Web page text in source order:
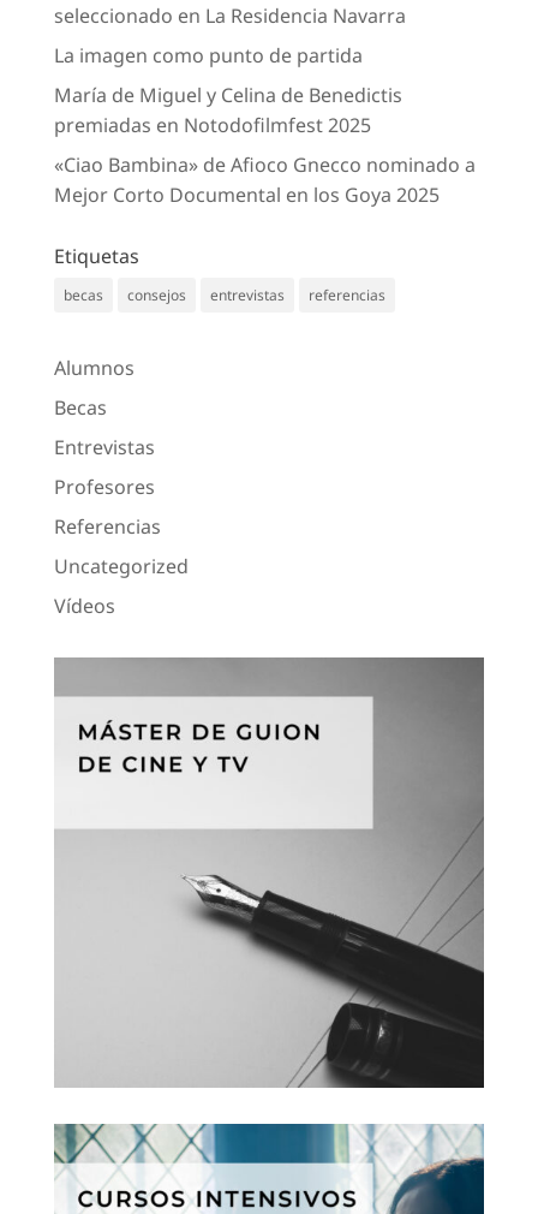
seleccionado en La Residencia Navarra
La imagen como punto de partida
María de Miguel y Celina de Benedictis
premiadas en Notodofilmfest 2025
«Ciao Bambina» de Afioco Gnecco nominado a
Mejor Corto Documental en los Goya 2025
Etiquetas
becas consejos entrevistas referencias
Alumnos
Becas
Entrevistas
Profesores
Referencias
Uncategorized
Vídeos